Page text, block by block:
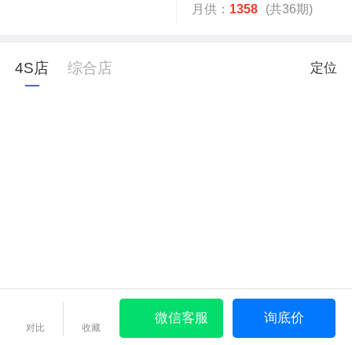
月供： 1358 (共36期)
4S店 综合店 定位
对比 收藏
微信客服 询底价